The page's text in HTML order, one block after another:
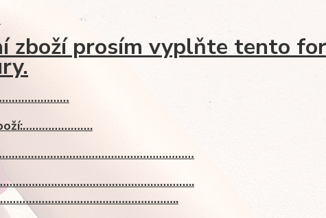
zboží prosím vyplňte tento